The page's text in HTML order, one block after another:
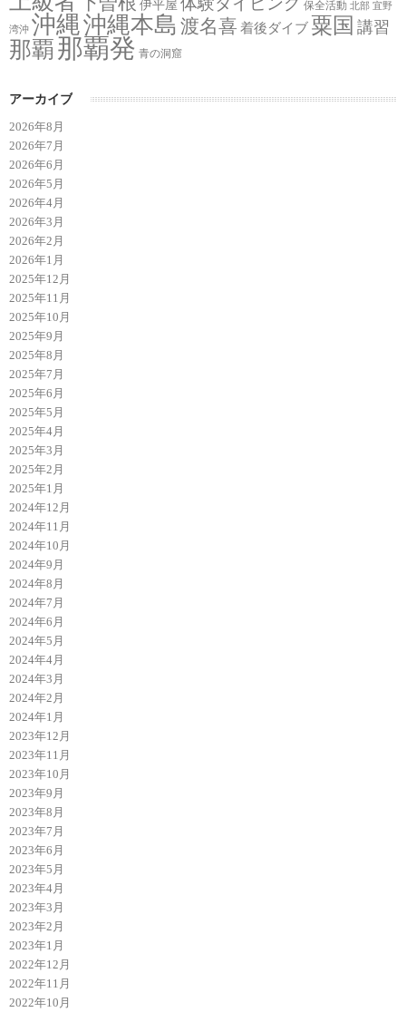
伊平屋 保全活動 北部 宜野
湾沖 沖縄沖縄本島 渡名喜 着後ダイブ 粟国 講習
那覇 那覇発 青の洞窟
アーカイブ
2026年8月
2026年7月
2026年6月
2026年5月
2026年4月
2026年3月
2026年2月
2026年1月
2025年12月
2025年11月
2025年10月
2025年9月
2025年8月
2025年7月
2025年6月
2025年5月
2025年4月
2025年3月
2025年2月
2025年1月
2024年12月
2024年11月
2024年10月
2024年9月
2024年8月
2024年7月
2024年6月
2024年5月
2024年4月
2024年3月
2024年2月
2024年1月
2023年12月
2023年11月
2023年10月
2023年9月
2023年8月
2023年7月
2023年6月
2023年5月
2023年4月
2023年3月
2023年2月
2023年1月
2022年12月
2022年11月
2022年10月